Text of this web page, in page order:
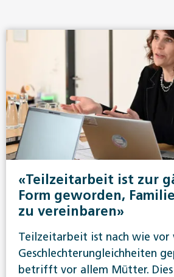
«Teilzeitarbeit ist zur
Form geworden,
zu vereinbaren»
Teilzeitarbeit ist nach wie vor
Geschlechterungleichheiten
betrifft vor allem Mütter. Dies